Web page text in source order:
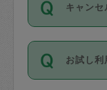
日本語
ールに
現場ト
ジさん
※テスト
です。
をさせ
す。
以降）
す。
タスカ
可能で
キャンセ
キャン
す。
お試し利